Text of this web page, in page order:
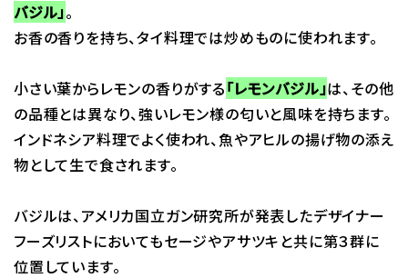
バジル」。
お香の香りを持ち、タイ料理では炒めものに使われます。
小さい葉からレモンの香りがする「レモンバジル」は、その他
の品種とは異なり、強いレモン様の匂いと風味を持ちます。
インドネシア料理でよく使われ、魚やアヒルの揚げ物の添え
物として生で食されます。
バジルは、アメリカ国立ガン研究所が発表したデザイナー
フーズリストにおいてもセージやアサツキと共に第３群に
位置しています。